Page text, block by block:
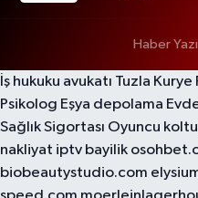
Haber
İş hukuku avukatı Tuzla Kurye
Psikolog Eşya depolama
Sağlık Sigortası Oyuncu
nakliyat iptv bayilik
biobeautystudio.com